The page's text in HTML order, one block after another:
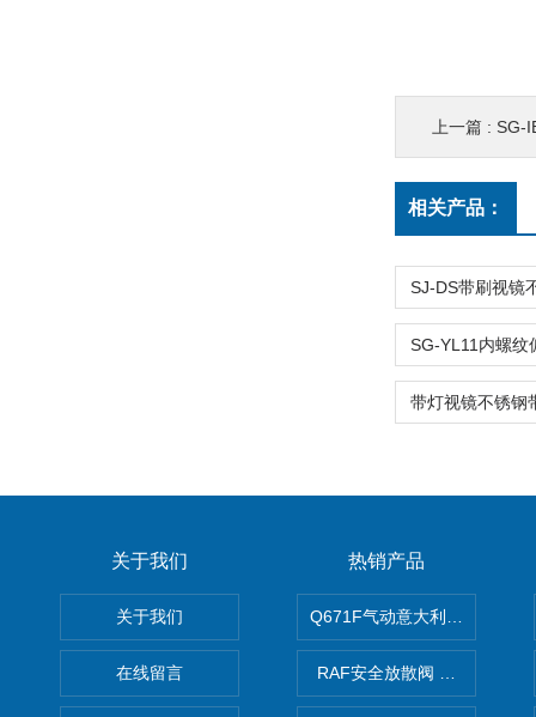
上一篇 : SG-
相关产品：
关于我们
关于我们
在线留言
热销产品
Q671F气动意大利式薄型球阀
RAF安全放散阀 阀生产